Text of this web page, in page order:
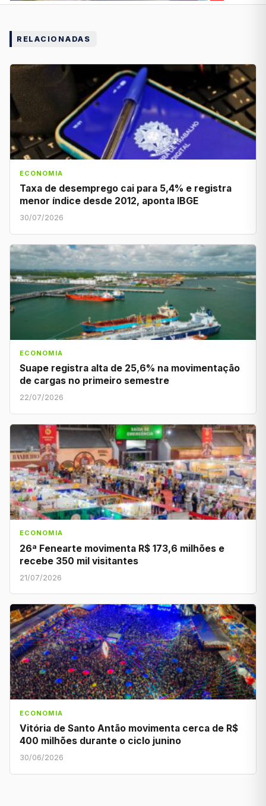
RELACIONADAS
ECONOMIA
Taxa de desemprego cai para 5,4% e registra
menor índice desde 2012, aponta IBGE
30/07/2026
ECONOMIA
Suape registra alta de 25,6% na movimentação
de cargas no primeiro semestre
22/07/2026
ECONOMIA
26ª Fenearte movimenta R$ 173,6 milhões e
recebe 350 mil visitantes
21/07/2026
ECONOMIA
Vitória de Santo Antão movimenta cerca de R$
400 milhões durante o ciclo junino
30/06/2026